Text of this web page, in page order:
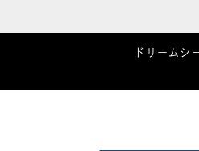
ドリームシ